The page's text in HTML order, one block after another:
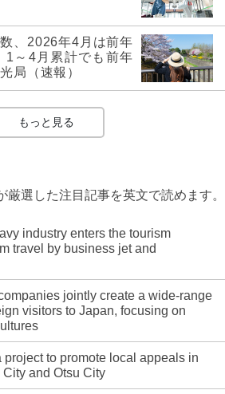
、2026年4月は前年
1～4月累計でも前年
（速報）
もっと見る
厳選した注目記事を英文で読めます。
industry enters the tourism
travel by business jet and
jointly create a wide-range
visitors to Japan, focusing on
project to promote local appeals in
and Otsu City